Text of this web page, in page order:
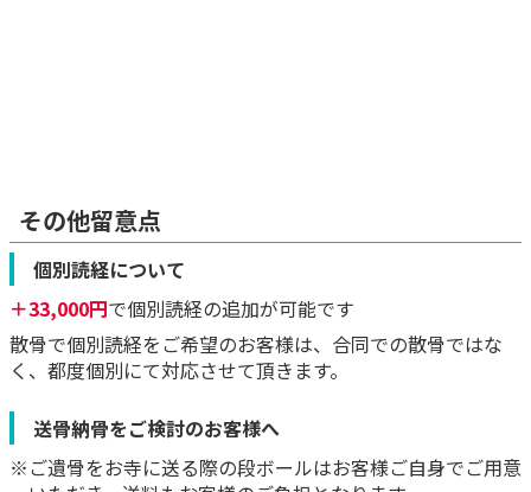
その他留意点
個別読経について
＋33,000円で個別読経の追加が可能です
散骨で個別読経をご希望のお客様は、合同での散骨ではな
く、都度個別にて対応させて頂きます。
送骨納骨をご検討のお客様へ
※ご遺骨をお寺に送る際の段ボールはお客様ご自身でご用意